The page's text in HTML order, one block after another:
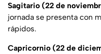
Sagitario (22 de
jornada se presenta con
rápidos.
Capricornio (22 de